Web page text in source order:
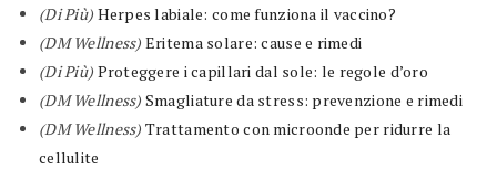
(Di Più) Herpes labiale: come funziona il vaccino?
(DM Wellness) Eritema solare: cause e rimedi
(Di Più) Proteggere i capillari dal sole: le regole d’oro
(DM Wellness) Smagliature da stress: prevenzione e rimedi
(DM Wellness) Trattamento con microonde per ridurre la
cellulite